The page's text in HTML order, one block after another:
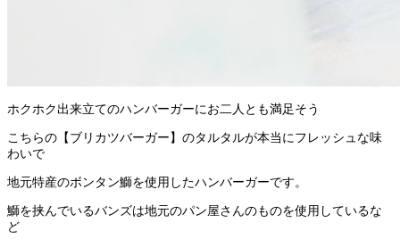
ホクホク出来立てのハンバーガーにお二人とも満足そう
こちらの【ブリカツバーガー】のタルタルが本当にフレッシュな味
わいで
地元特産のボンタン鰤を使用したハンバーガーです。
鰤を挟んでいるバンズは地元のパン屋さんのものを使用しているな
ど